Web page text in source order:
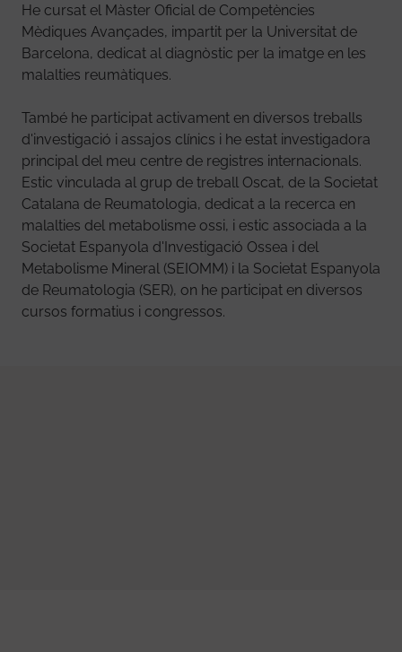
He cursat el Màster Oficial de Competències
Mèdiques Avançades, impartit per la Universitat de
Barcelona, dedicat al diagnòstic per la imatge en les
malalties reumàtiques.
També he participat activament en diversos treballs
d'investigació i assajos clínics i he estat investigadora
principal del meu centre de registres internacionals.
Estic vinculada al grup de treball Oscat, de la Societat
Catalana de Reumatologia, dedicat a la recerca en
malalties del metabolisme ossi, i estic associada a la
Societat Espanyola d'Investigació Ossea i del
Metabolisme Mineral (SEIOMM) i la Societat Espanyola
de Reumatologia (SER), on he participat en diversos
cursos formatius i congressos.